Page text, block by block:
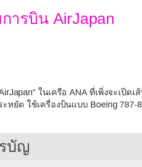
ารบิน AirJapan
” ในเครือ ANA ที่เพิ่งจะเปิดเ
หยัด ใช้เครื่องบินแบบ Boeing 787-
บัญ